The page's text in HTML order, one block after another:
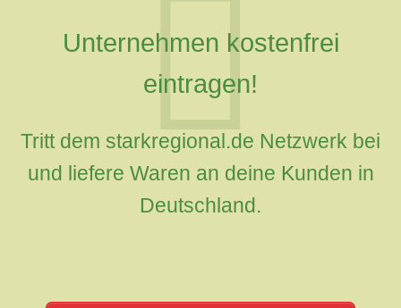
Unternehmen kostenfrei
eintragen!
Tritt dem starkregional.de Netzwerk bei
und liefere Waren an deine Kunden in
Deutschland.